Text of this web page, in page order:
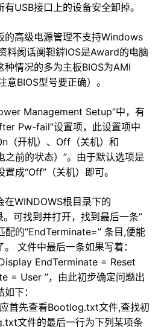
USB接口上的设备安全卸掉。
高级电源管理不支持Windows
料阂话阒靼錌IOS是Award的电脑
情况的多为主板BIOS为AMI
意BIOS型号要正确）。
Management Setup”中，有
Pw-fail”设置项，此设置项中
（开机）、Off（关机）和
前的状态）”。由于默认选项是
成“Off”（关机）即可。
WINDOWS根目录下的
。可找到并打开，找到最后一条”
配的”EndTerminate=” 条目,便能
文件中最后一条如果写着：
EndTerminate = Reset
= User ”，由此初步确定问题出
下：
先查看Bootlog.txt文件,查找初
文件的最后一行为下列某项条